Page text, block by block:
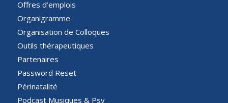
Offres d’emplois
Organigramme
Organisation de Colloques
Outils thérapeutiques
Partenaires
Password Reset
Périnatalité
Podcast Musiques & Psy